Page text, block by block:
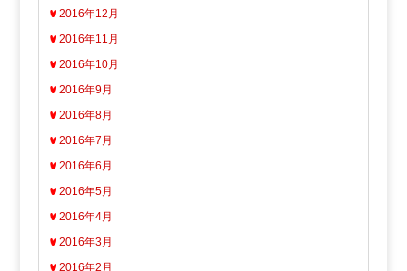
2016年12月
2016年11月
2016年10月
2016年9月
2016年8月
2016年7月
2016年6月
2016年5月
2016年4月
2016年3月
2016年2月